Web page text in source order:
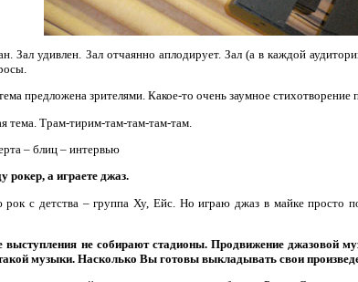
Зал удивлен. Зал отчаянно аплодирует. Зал (а в каждой
предложена зрителями. Какое-то очень заумное стихотворение
тема. Трам-тирим-там-там-там-там.
– блиц – интервью
рокер, а играете джаз.
с детства – группа Ху, Ейс. Но играю джаз в майке просто
выступления не собирают стадионы. Продвижение джазовой
музыки. Насколько Вы готовы выкладывать свои